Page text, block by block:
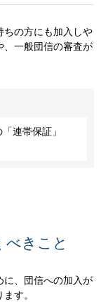
ちの方にも加入しや
、一般団信の審査が
連帯保証」
べきこと
に、団信への加入が
す。